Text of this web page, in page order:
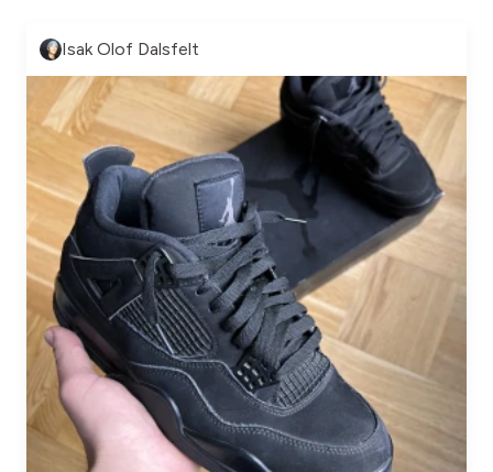
Isak Olof Dalsfelt